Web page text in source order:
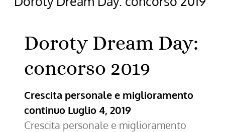
Doroty Dream Day:
concorso 2019
Crescita personale e miglioramento
continuo Luglio 4, 2019
Crescita personale e miglioramento